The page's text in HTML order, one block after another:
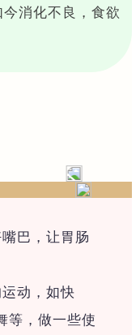
消化不良，食欲
巴，让胃肠
动，如快
等，做一些使